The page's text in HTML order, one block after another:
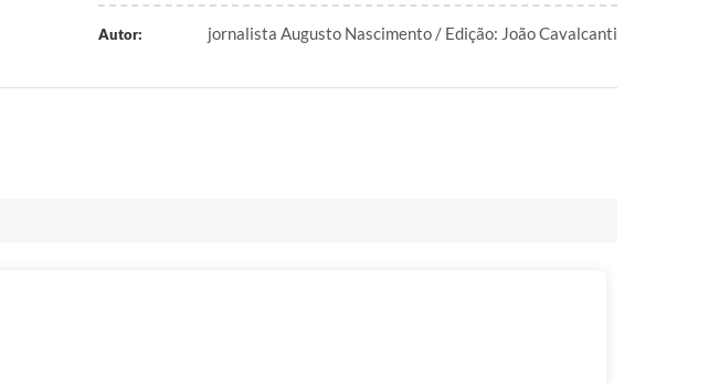
Autor: jornalista Augusto Nascimento / Edição: João Cavalcanti